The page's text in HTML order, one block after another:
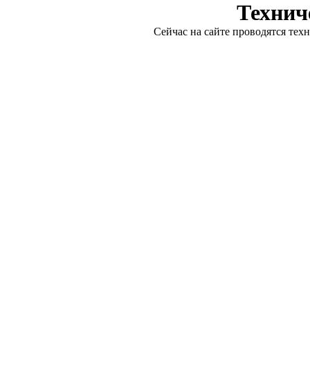
Сейчас на сайте проводятся